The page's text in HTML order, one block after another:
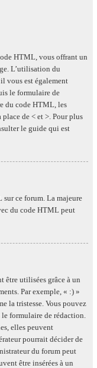
HTML, vous offrant un
L’utilisation du
vous est également
le formulaire de
du code HTML, les
place de < et >. Pour plus
le guide qui est
sur ce forum. La majeure
du code HTML peut
être utilisées grâce à un
Par exemple, « :) »
la tristesse. Vous pouvez
formulaire de rédaction.
elles peuvent
pourrait décider de
du forum peut
être insérées à un